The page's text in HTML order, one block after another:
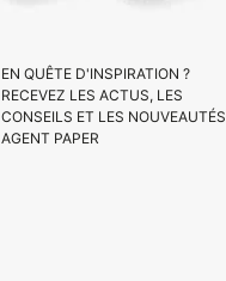
EN QUÊTE D'INSPIRATION ?
RECEVEZ LES ACTUS, LES
CONSEILS ET LES NOUVEAUTÉS
AGENT PAPER